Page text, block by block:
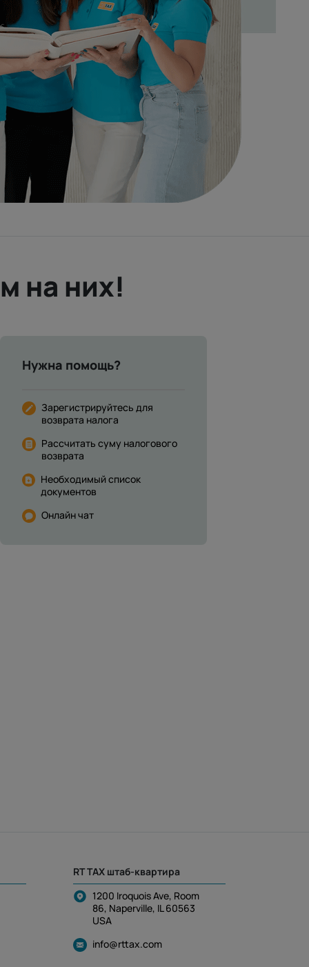
на них!
Нужна помощь?
Зарегистрируйтесь для
возврата налога
Рассчитать суму налогового
возврата
Необходимый список
документов
Онлайн чат
RT TAX штаб-квартира
1200 Iroquois Ave, Room
86, Naperville, IL 60563
USA
info@rttax.com